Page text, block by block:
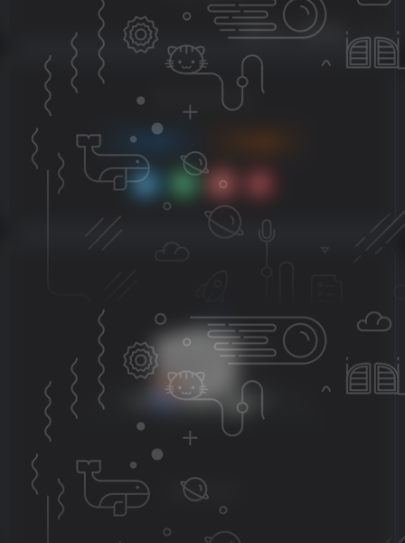
分享 收藏
没有回复内容